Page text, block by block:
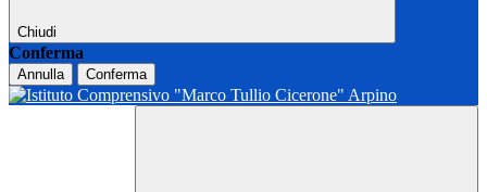
Chiudi
Conferma
Annulla Conferma